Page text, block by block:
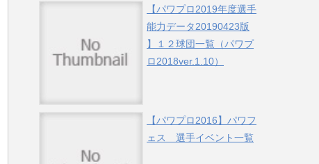
【パワプロ2019年度選手
能力データ20190423版
】１２球団一覧（パワプ
ロ2018ver.1.10）
【パワプロ2016】パワフ
ェス 選手イベント一覧